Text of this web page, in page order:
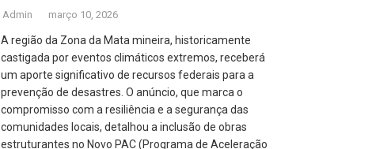
Admin março 10, 2026
A região da Zona da Mata mineira, historicamente
castigada por eventos climáticos extremos, receberá
um aporte significativo de recursos federais para a
prevenção de desastres. O anúncio, que marca o
compromisso com a resiliência e a segurança das
comunidades locais, detalhou a inclusão de obras
estruturantes no Novo PAC (Programa de Aceleração